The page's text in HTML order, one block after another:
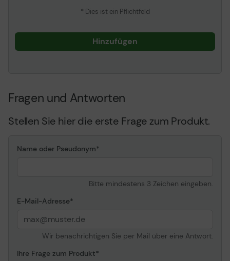
* Dies ist ein Pflichtfeld
Hinzufügen
Fragen und Antworten
Stellen Sie hier die erste Frage zum Produkt.
Name oder Pseudonym
Bitte mindestens 3 Zeichen eingeben.
E-Mail-Adresse
Wir benachrichtigen Sie per Mail über eine Antwort.
Ihre Frage zum Produkt